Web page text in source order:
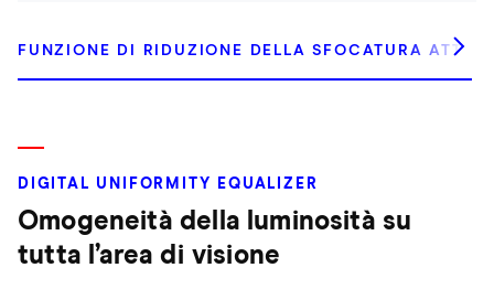
FUNZIONE DI RIDUZIONE DELLA SFOCATURA ATTIVA
DIGITAL UNIFORMITY EQUALIZER
Omogeneità della luminosità su
tutta l’area di visione